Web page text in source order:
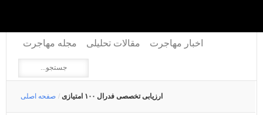
مجله مهاجرت مقالات تحلیلی اخبار مهاجرت
صفحه اصلی / ارزیابی تخصصی فدرال ۱۰۰ امتیازی